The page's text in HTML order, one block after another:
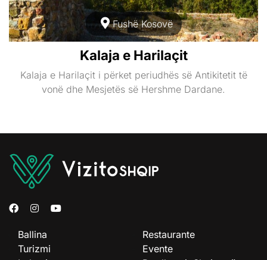
Fushë Kosovë
Kalaja e Harilaçit
Kalaja e Harilaçit i përket periudhës së Antikitetit të
vonë dhe Mesjetës së Hershme Dardane.
Ballina
Turizmi
Restaurante
Evente